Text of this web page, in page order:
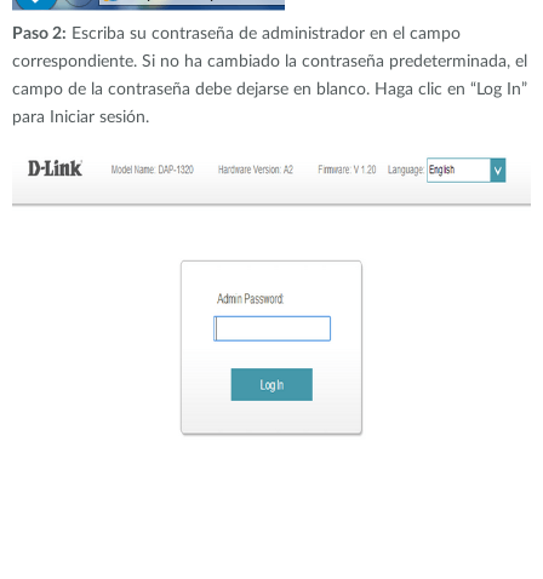
Paso 2: Escriba su contraseña de administrador en el campo
correspondiente. Si no ha cambiado la contraseña predeterminada, el
campo de la contraseña debe dejarse en blanco. Haga clic en “Log In”
para Iniciar sesión.